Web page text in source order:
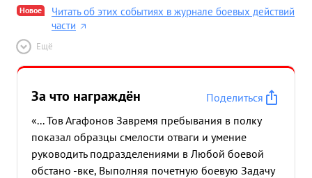
Новое
Читать об этих событиях в журнале боевых действий
части
Ещё
За что награждён
Поделиться
«... Тов Агафонов Завремя пребывания в полку
показал образцы смелости отваги и умение
руководить подразделениями в Любой боевой
обстано -вке, Выполняя почетную боевую Задачу